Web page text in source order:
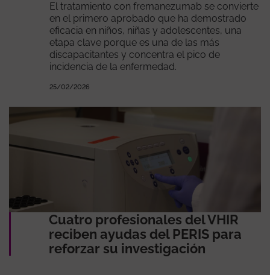
El tratamiento con fremanezumab se convierte
en el primero aprobado que ha demostrado
eficacia en niños, niñas y adolescentes, una
etapa clave porque es una de las más
discapacitantes y concentra el pico de
incidencia de la enfermedad.
25/02/2026
Cuatro profesionales del VHIR
reciben ayudas del PERIS para
reforzar su investigación